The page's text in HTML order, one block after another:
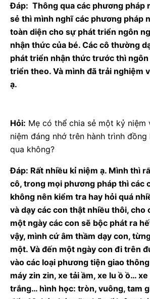
Đáp: Thông qua các phương pháp
sẻ thì mình nghĩ các phương pháp
toàn diện cho sự phát triển ngôn
nhận thức của bé. Các cô thường
phát triển nhận thức trước thì
triển theo. Và mình đã trải nghiệm
ạ.
Hỏi: Mẹ có thể chia sẻ một kỷ niệm
niệm đáng nhớ trên hành trình
qua không?
Đáp: Rất nhiều kỉ niệm ạ. Mình thì
cô, trong mọi phương pháp thì các
không nên kiểm tra hay hỏi quá
và dạy các con thật nhiều thôi, cho
một ngày các con sẽ bộc phát ra
vậy, mình cứ âm thầm dạy con,
một. Và đến một ngày con đi trên
vào các loại phương tiện giao
máy zin zin, xe tải ầm, xe lu ồ ồ…
trắng… hình học: tròn, vuông, tam